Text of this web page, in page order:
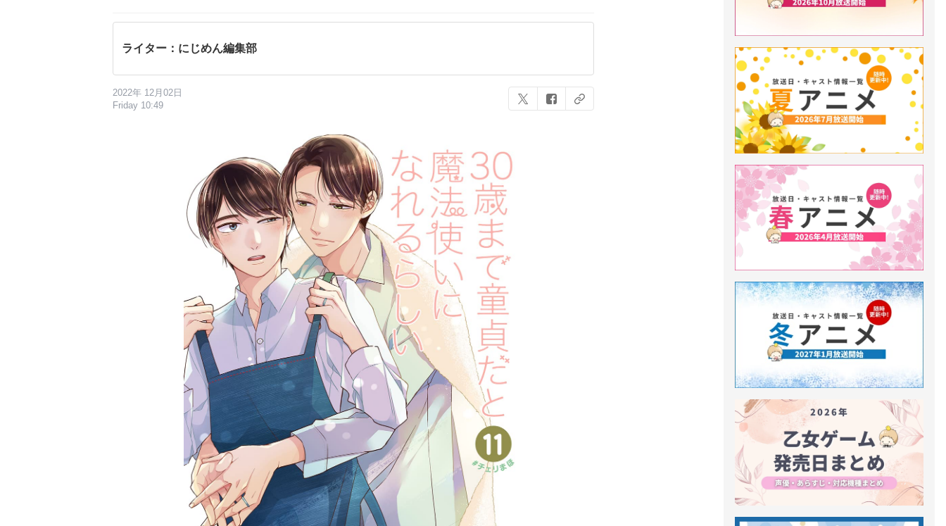
ライター：にじめん編集部
2022年 12月02日
Friday 10:49